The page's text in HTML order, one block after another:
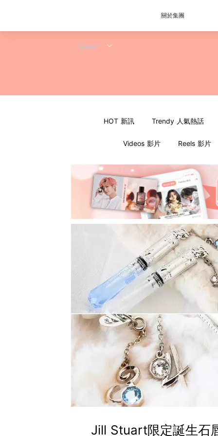
關於集團
HOT 新訊 Trendy 人氣熱話
Videos 影片 Reels 影片
Jill Stuart限定誕生石